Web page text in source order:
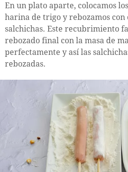
En un plato aparte, colocamos
harina de trigo y rebozamos con
salchichas. Este recubrimiento
rebozado final con la masa de
perfectamente y así las
rebozadas.